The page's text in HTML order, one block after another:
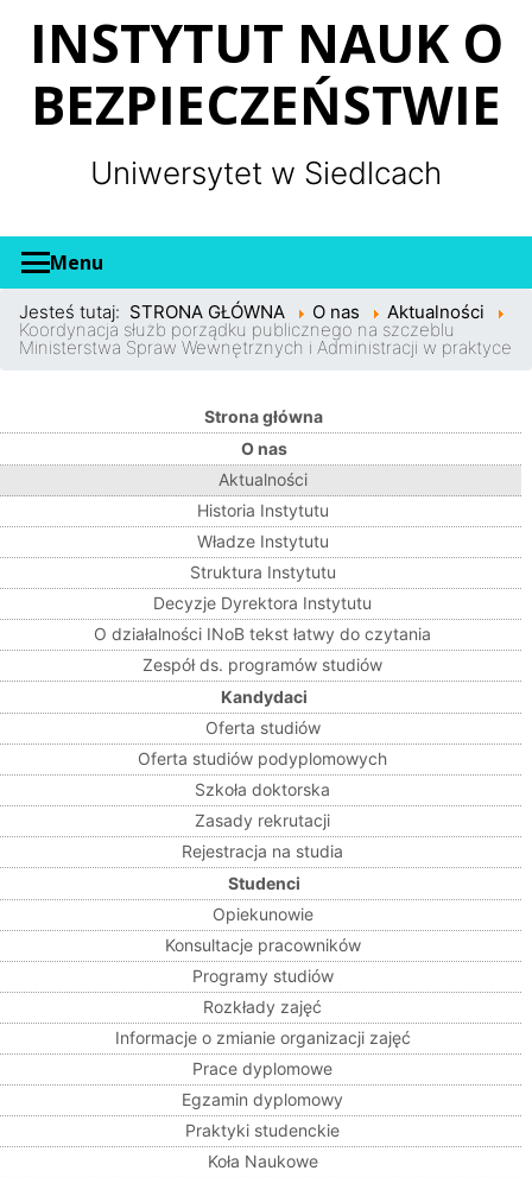
INSTYTUT NAUK O
BEZPIECZEŃSTWIE
Uniwersytet w Siedlcach
Menu
Jesteś tutaj: STRONA GŁÓWNA O nas Aktualności
Koordynacja służb porządku publicznego na szczeblu
Ministerstwa Spraw Wewnętrznych i Administracji w praktyce
Strona główna
O nas
Aktualności
Historia Instytutu
Władze Instytutu
Struktura Instytutu
Decyzje Dyrektora Instytutu
O działalności INoB tekst łatwy do czytania
Zespół ds. programów studiów
Kandydaci
Oferta studiów
Oferta studiów podyplomowych
Szkoła doktorska
Zasady rekrutacji
Rejestracja na studia
Studenci
Opiekunowie
Konsultacje pracowników
Programy studiów
Rozkłady zajęć
Informacje o zmianie organizacji zajęć
Prace dyplomowe
Egzamin dyplomowy
Praktyki studenckie
Koła Naukowe